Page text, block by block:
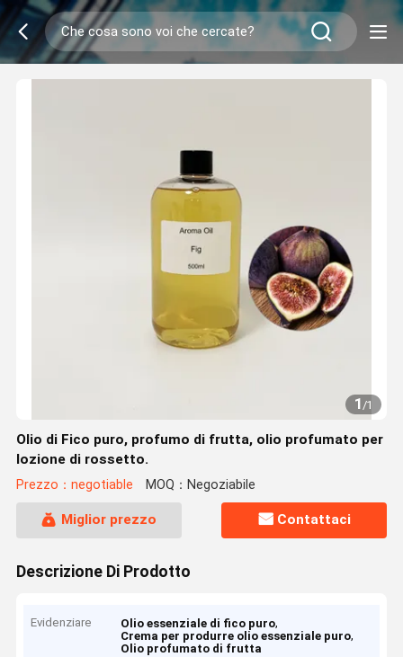
1/1
Olio di Fico puro, profumo di frutta, olio profumato per
lozione di rossetto.
Prezzo：negotiable MOQ：Negoziabile
Miglior prezzo Contattaci
Descrizione Di Prodotto
Evidenziare Olio essenziale di fico puro,
Crema per produrre olio essenziale puro,
Olio profumato di frutta